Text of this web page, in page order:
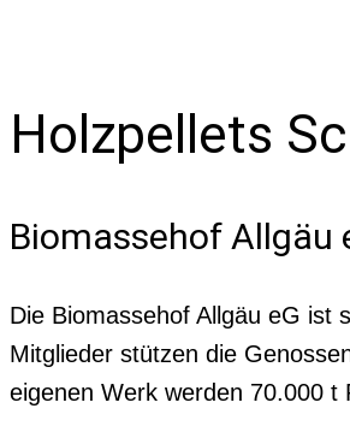
Holzpellets
Biomassehof Allgäu
Die Biomassehof Allgäu eG ist
Mitglieder stützen die
eigenen Werk werden 70.000 t